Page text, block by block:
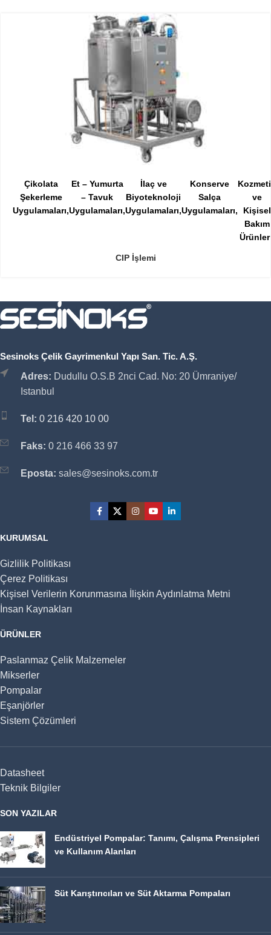
Çikolata
Şekerleme
Uygulamaları
Et – Yumurta
– Tavuk
Uygulamaları
İlaç ve
Biyoteknoloji
Uygulamaları
Konserve
Salça
Uygulamaları
ve
Kişisel
Bakım
CIP İşlemi
Sesinoks Çelik Gayrimenkul Yapı San. Tic. A.Ş.
Adres: Dudullu O.S.B 2nci Cad. No: 20 Ümraniye/
Istanbul
Tel: 0 216 420 10 00
Faks: 0 216 466 33 97
Eposta: sales@sesinoks.com.tr
KURUMSAL
Gizlilik Politikası
Çerez Politikası
Kişisel Verilerin Korunmasına İlişkin Aydınlatma Metni
İnsan Kaynakları
ÜRÜNLER
Paslanmaz Çelik Malzemeler
Mikserler
Pompalar
Eşanjörler
Sistem Çözümleri
Datasheet
Teknik Bilgiler
SON YAZILAR
Endüstriyel Pompalar: Tanımı, Çalışma Prensipleri
ve Kullanım Alanları
Süt Karıştırıcıları ve Süt Aktarma Pompaları